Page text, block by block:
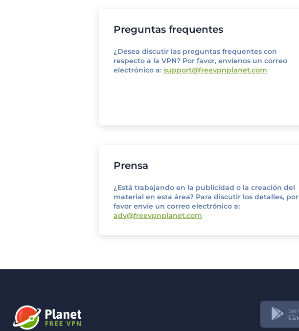
Preguntas frequentes
¿Desea discutir las preguntas frequentes con
respecto a la VPN? Por favor, envíenos un correo
electrónico a: support@freevpnplanet.com
Prensa
¿Está trabajando en la publicidad o la creación del
material en esta área? Para discutir los detalles, por
favor envíe un correo electrónico a:
adv@freevpnplanet.com